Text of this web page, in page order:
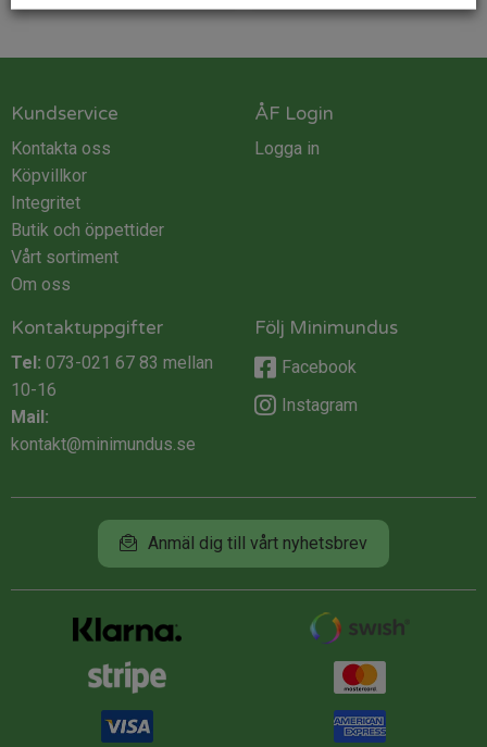
Kundservice
Kontakta oss
Köpvillkor
Integritet
Butik och öppettider
Vårt sortiment
Om oss
ÅF Login
Logga in
Kontaktuppgifter
Tel: 073-021 67 83 mellan
10-16
Mail:
kontakt@minimundus.se
Följ Minimundus
Facebook
Instagram
Anmäl dig till vårt nyhetsbrev